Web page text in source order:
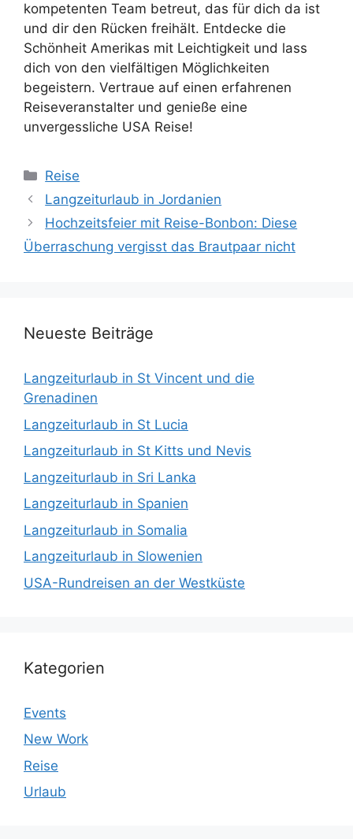
kompetenten Team betreut, das für dich da ist
und dir den Rücken freihält. Entdecke die
Schönheit Amerikas mit Leichtigkeit und lass
dich von den vielfältigen Möglichkeiten
begeistern. Vertraue auf einen erfahrenen
Reiseveranstalter und genieße eine
unvergessliche USA Reise!
Kategorien
Reise
Langzeiturlaub in Jordanien
Hochzeitsfeier mit Reise-Bonbon: Diese
Überraschung vergisst das Brautpaar nicht
Neueste Beiträge
Langzeiturlaub in St Vincent und die
Grenadinen
Langzeiturlaub in St Lucia
Langzeiturlaub in St Kitts und Nevis
Langzeiturlaub in Sri Lanka
Langzeiturlaub in Spanien
Langzeiturlaub in Somalia
Langzeiturlaub in Slowenien
USA-Rundreisen an der Westküste
Kategorien
Events
New Work
Reise
Urlaub